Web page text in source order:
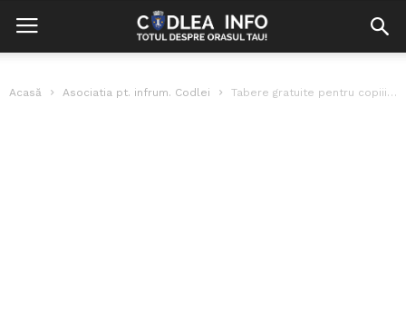
Acasă Asociatia pt. infrum. Codlei Tabere gratuite pentru copiii cu dizabilități